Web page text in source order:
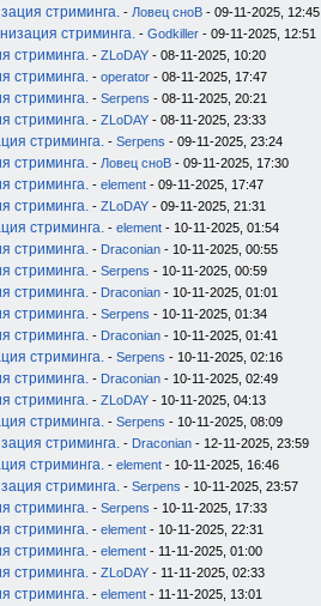
стриминга. - Ловец сноВ - 09-11-2025, 12:45
стриминга. - Godkiller - 09-11-2025, 12:51
стриминга. - ZLoDAY - 08-11-2025, 10:20
стриминга. - operator - 08-11-2025, 17:47
стриминга. - Serpens - 08-11-2025, 20:21
стриминга. - ZLoDAY - 08-11-2025, 23:33
стриминга. - Serpens - 09-11-2025, 23:24
стриминга. - Ловец сноВ - 09-11-2025, 17:30
стриминга. - element - 09-11-2025, 17:47
стриминга. - ZLoDAY - 09-11-2025, 21:31
стриминга. - element - 10-11-2025, 01:54
стриминга. - Draconian - 10-11-2025, 00:55
стриминга. - Serpens - 10-11-2025, 00:59
стриминга. - Draconian - 10-11-2025, 01:01
стриминга. - Serpens - 10-11-2025, 01:34
стриминга. - Draconian - 10-11-2025, 01:41
стриминга. - Serpens - 10-11-2025, 02:16
стриминга. - Draconian - 10-11-2025, 02:49
стриминга. - ZLoDAY - 10-11-2025, 04:13
стриминга. - Serpens - 10-11-2025, 08:09
стриминга. - Draconian - 12-11-2025, 23:59
стриминга. - element - 10-11-2025, 16:46
стриминга. - Serpens - 10-11-2025, 23:57
стриминга. - Serpens - 10-11-2025, 17:33
стриминга. - element - 10-11-2025, 22:31
стриминга. - element - 11-11-2025, 01:00
стриминга. - ZLoDAY - 11-11-2025, 02:33
стриминга. - element - 11-11-2025, 13:01